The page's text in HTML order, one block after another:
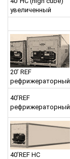
увеличенный
20’ REF
рефрижераторный
40’REF
рефрижераторный
40’REF HC